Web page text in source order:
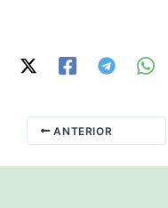
ANTERIOR